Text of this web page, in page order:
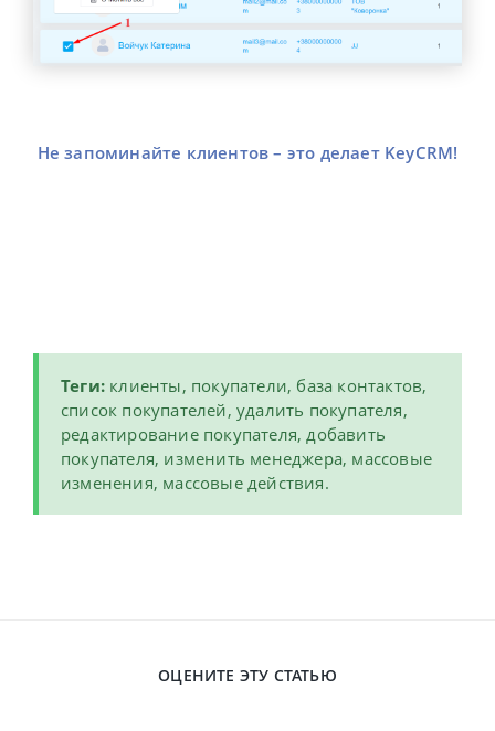
Не запоминайте клиентов – это делает KeyCRM!
Теги: клиенты, покупатели, база контактов,
список покупателей, удалить покупателя,
редактирование покупателя, добавить
покупателя, изменить менеджера, массовые
изменения, массовые действия.
ОЦЕНИТЕ ЭТУ СТАТЬЮ